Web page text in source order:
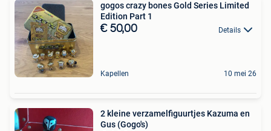
gogos crazy bones Gold Series Limited
Edition Part 1
€ 50,00 Details
Kapellen 10 mei 26
2 kleine verzamelfiguurtjes Kazuma en
Gus (Gogo's)